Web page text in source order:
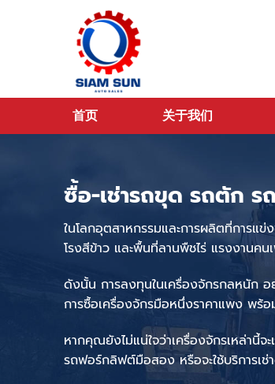
首页 关于我们
ซื้อ-เช่ารถขุด รถตัก ร
ในโลกอุตสาหกรรมและการผลิตที่การแข่
โรงสีข้าว และพื้นที่ลานพืชไร่ แรงงานคน
ดังนั้น การลงทุนในเครื่องจักรกลหนัก อ
การซื้อเครื่องจักรมือหนึ่งราคาแพง พร้อ
หากคุณยังไม่แน่ใจว่าเครื่องจักรเหล่านี้จ
รถฟอร์กลิฟต์มือสองหรือจะใช้บริการเ